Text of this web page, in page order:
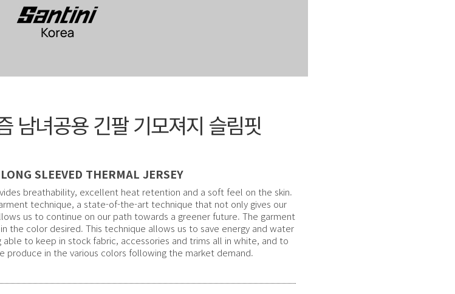
남녀공용 긴팔 기모져지 슬림핏
SLEEVED THERMAL JERSEY
breathability, excellent heat retention and a soft feel on the skin.
technique, a state-of-the-art technique that not only gives our
us to continue on our path towards a greener future. The garment
the color desired. This technique allows us to save energy and water
to keep in stock fabric, accessories and trims all in white, and to
in the various colors following the market demand.